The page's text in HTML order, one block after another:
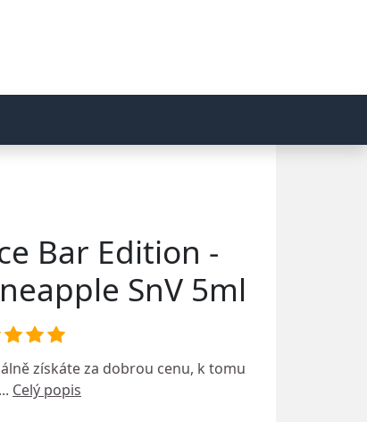
Bar Edition -
SnV 5ml
získáte za dobrou cenu, k tomu
Celý popis